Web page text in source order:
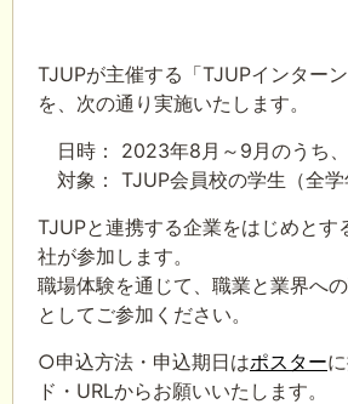
TJUPが主催する「TJUPインター
を、次の通り実施いたします。
日時： 2023年8月～9月のうち
対象： TJUP会員校の学生（全学
TJUPと連携する企業をはじめとす
社が参加します。
職場体験を通じて、職業と業界へ
としてご参加ください。
○申込方法・申込期日はポスター
ド・URLからお願いいたします。